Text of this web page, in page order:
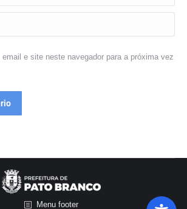
e site neste navegador para a próxima vez
Menu footer